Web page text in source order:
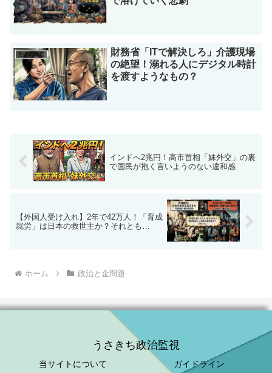
医療の問題
財務省「ITで解決しろ」介護現場
の絶望！溺れる人にデジタル時計
を渡すようなもの？
インドへ2兆円！高市首相「妹外交」の裏
で国民が抱く言いようのない違和感
【外国人受け入れ】2年で42万人！「育成
就労」は日本の救世主か？それとも…
ホーム 政治と金問題
うさきち政治監視
当サイトについて ガイドライン